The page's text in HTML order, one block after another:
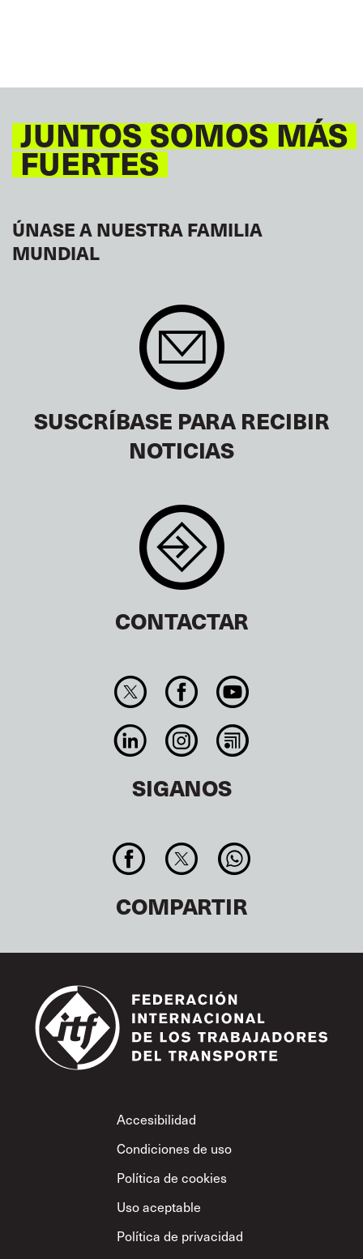
JUNTOS SOMOS MÁS
FUERTES
ÚNASE A NUESTRA FAMILIA
MUNDIAL
SUSCRÍBASE PARA RECIBIR
NOTICIAS
CONTACTAR
SIGANOS
COMPARTIR
Footer
Accesibilidad
Condiciones de uso
Política de cookies
Uso aceptable
Política de privacidad